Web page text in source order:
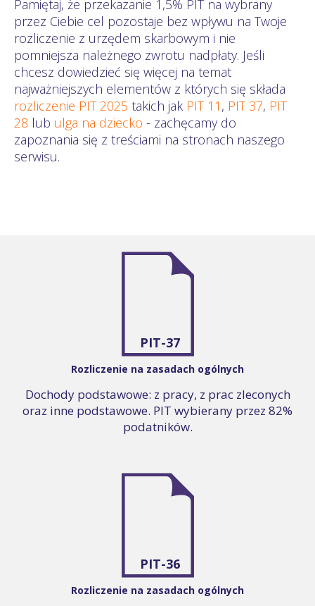
Pamiętaj, że przekazanie 1,5% PIT na wybrany
przez Ciebie cel pozostaje bez wpływu na Twoje
rozliczenie z urzędem skarbowym i nie
pomniejsza należnego zwrotu nadpłaty. Jeśli
chcesz dowiedzieć się więcej na temat
najważniejszych elementów z których się składa
rozliczenie PIT 2025 takich jak PIT 11 , PIT 37, PIT
28 lub ulga na dziecko - zachęcamy do
zapoznania się z treściami na stronach naszego
serwisu.
PIT-37
Rozliczenie na zasadach ogólnych
Dochody podstawowe: z pracy, z prac zleconych
oraz inne podstawowe. PIT wybierany przez 82%
podatników.
PIT-36
Rozliczenie na zasadach ogólnych